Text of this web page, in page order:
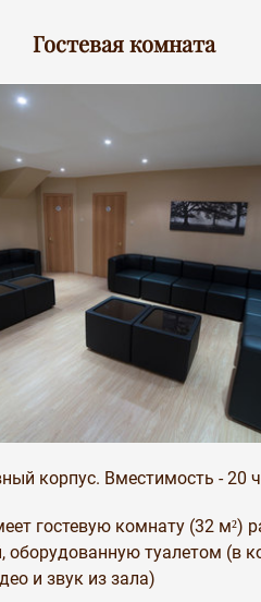
Гостевая комната
корпус. Вместимость - 20
гостевую комнату (32 м²)
оборудованную туалетом (в
и звук из зала)